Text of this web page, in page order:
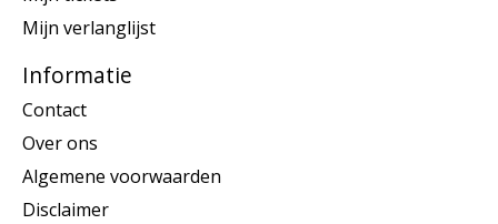
Mijn verlanglijst
Informatie
Contact
Over ons
Algemene voorwaarden
Disclaimer